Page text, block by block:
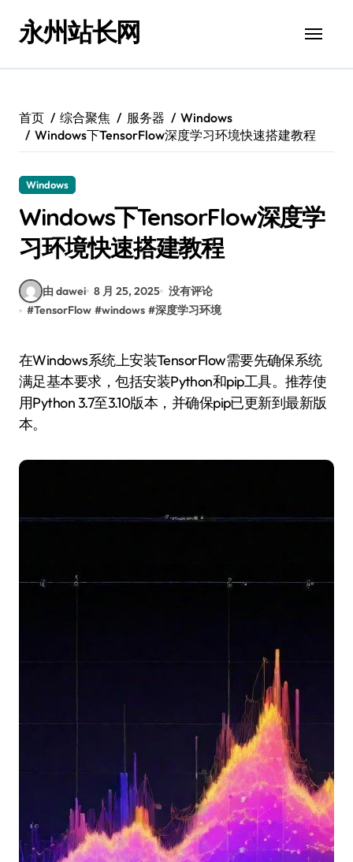
永州站长网
首页 综合聚焦 服务器
Windows
Windows下TensorFlow深度学习环境快速搭建教程
Windows
Windows下TensorFlow深度学
习环境快速搭建教程
由 dawei 8 月 25, 2025 没有评论
#TensorFlow #windows #深度学习环境
在Windows系统上安装TensorFlow需要先确保系统
满足基本要求，包括安装Python和pip工具。推荐使
用Python 3.7至3.10版本，并确保pip已更新到最新版
本。